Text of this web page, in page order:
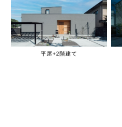
平屋+2階建て